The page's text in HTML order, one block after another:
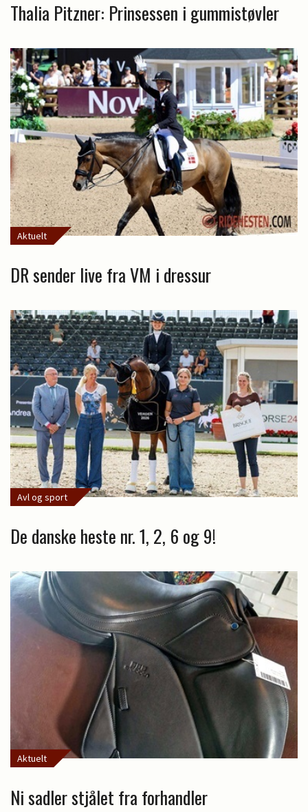
Thalia Pitzner: Prinsessen i gummistøvler
Aktuelt
DR sender live fra VM i dressur
Avl og sport
De danske heste nr. 1, 2, 6 og 9!
Aktuelt
Ni sadler stjålet fra forhandler